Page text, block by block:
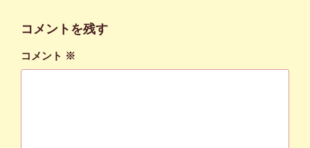
コメントを残す
コメント ※